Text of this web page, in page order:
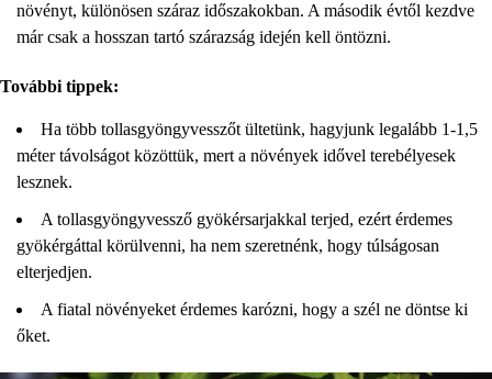
növényt, különösen száraz időszakokban. A második évtől kezdve
már csak a hosszan tartó szárazság idején kell öntözni.
További tippek:
Ha több tollasgyöngyvesszőt ültetünk, hagyjunk legalább 1-1,5
méter távolságot közöttük, mert a növények idővel terebélyesek
lesznek.
A tollasgyöngyvessző gyökérsarjakkal terjed, ezért érdemes
gyökérgáttal körülvenni, ha nem szeretnénk, hogy túlságosan
elterjedjen.
A fiatal növényeket érdemes karózni, hogy a szél ne döntse ki
őket.